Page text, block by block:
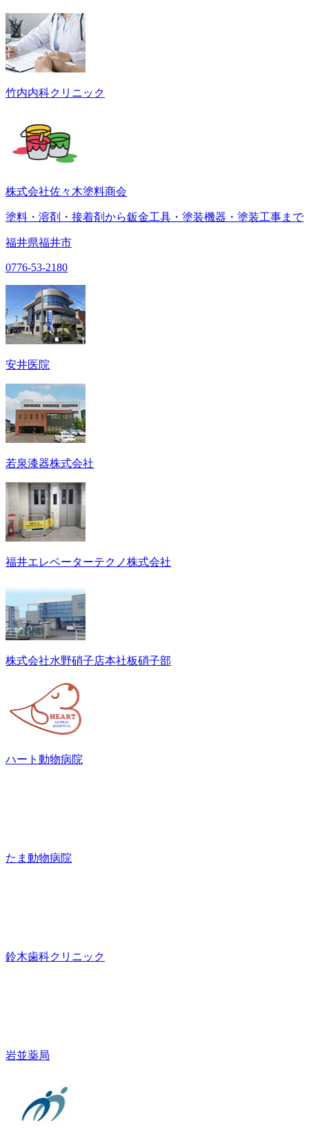
竹内内科クリニック
株式会社佐々木塗料商会
塗料・溶剤・接着剤から鈑金工具・塗装機器・塗装工事まで
福井県福井市
0776-53-2180
安井医院
若泉漆器株式会社
福井エレベーターテクノ株式会社
株式会社水野硝子店本社板硝子部
ハート動物病院
たま動物病院
鈴木歯科クリニック
岩並薬局